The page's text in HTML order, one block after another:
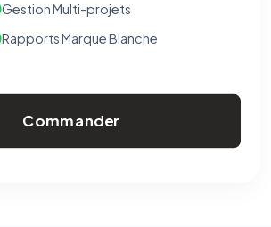
Gestion Multi-projets
Rapports Marque Blanche
Commander